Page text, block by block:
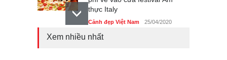
thực Italy
Cảnh đẹp Việt Nam 25/04/2020
Xem nhiều nhất